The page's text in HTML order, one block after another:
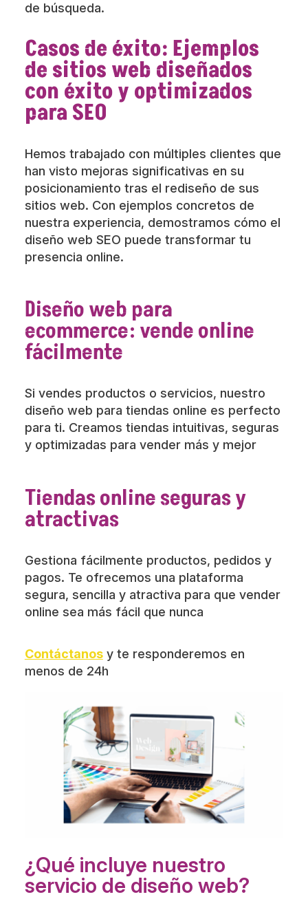
de búsqueda.
Casos de éxito: Ejemplos
de sitios web diseñados
con éxito y optimizados
para SEO
Hemos trabajado con múltiples clientes que
han visto mejoras significativas en su
posicionamiento tras el rediseño de sus
sitios web. Con ejemplos concretos de
nuestra experiencia, demostramos cómo el
diseño web SEO puede transformar tu
presencia online.
Diseño web para
ecommerce: vende online
fácilmente
Si vendes productos o servicios, nuestro
diseño web para tiendas online es perfecto
para ti. Creamos tiendas intuitivas, seguras
y optimizadas para vender más y mejor
Tiendas online seguras y
atractivas
Gestiona fácilmente productos, pedidos y
pagos. Te ofrecemos una plataforma
segura, sencilla y atractiva para que vender
online sea más fácil que nunca
Contáctanosy te responderemos en
menos de 24h
¿Qué incluye nuestro
servicio de diseño web?